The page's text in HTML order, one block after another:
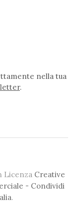
nella tua
.
Licenza Creative
- Condividi
.